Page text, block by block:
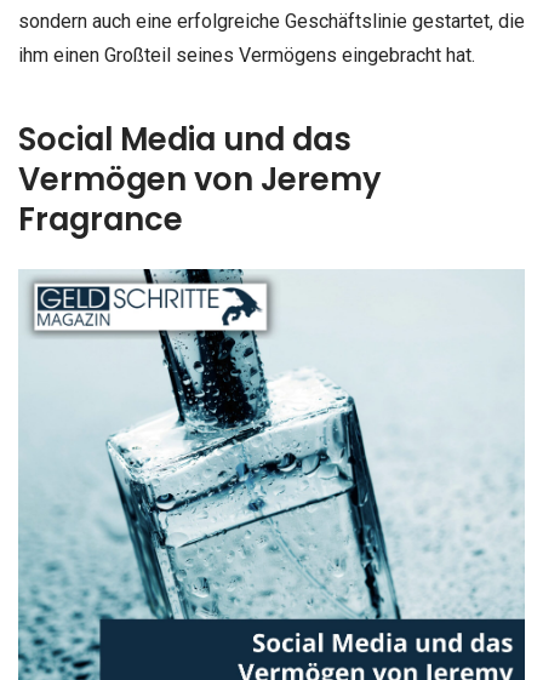
sondern auch eine erfolgreiche Geschäftslinie gestartet, die
ihm einen Großteil seines Vermögens eingebracht hat.
Social Media und das
Vermögen von Jeremy
Fragrance